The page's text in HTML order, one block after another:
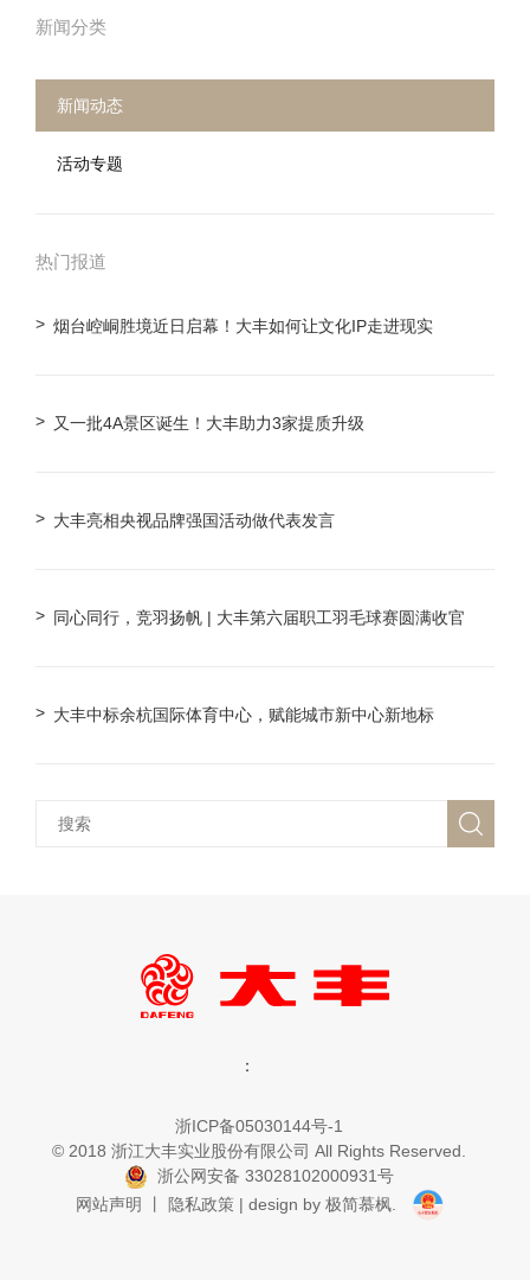
新闻分类
新闻动态
活动专题
热门报道
烟台崆峒胜境近日启幕！大丰如何让文化IP走进现实
又一批4A景区诞生！大丰助力3家提质升级
大丰亮相央视品牌强国活动做代表发言
同心同行，竞羽扬帆 | 大丰第六届职工羽毛球赛圆满收官
大丰中标余杭国际体育中心，赋能城市新中心新地标
：
浙ICP备05030144号-1
© 2018 浙江大丰实业股份有限公司 All Rights Reserved.
浙公网安备 33028102000931号
网站声明 丨 隐私政策 | design by 极简慕枫.